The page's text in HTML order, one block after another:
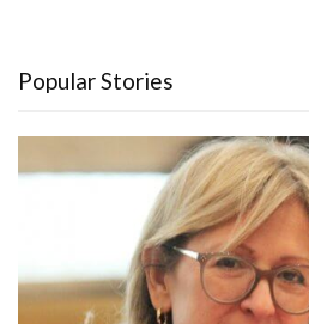
Popular Stories